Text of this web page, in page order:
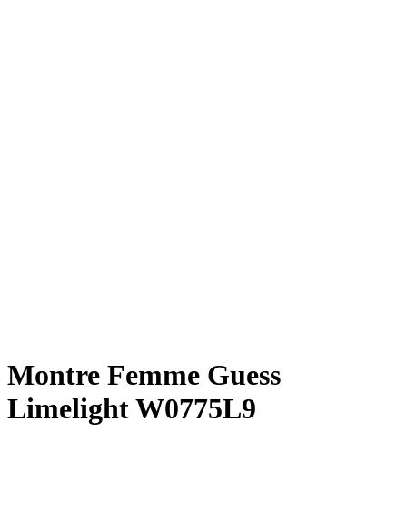
Montre Femme Guess
Limelight W0775L9